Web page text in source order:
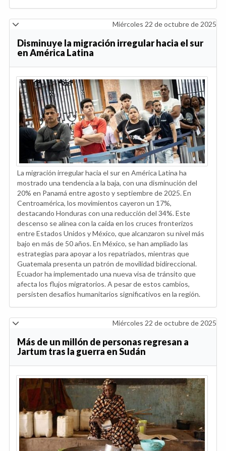
Miércoles 22 de octubre de 2025
Disminuye la migración irregular hacia el sur
en América Latina
La migración irregular hacia el sur en América Latina ha
mostrado una tendencia a la baja, con una disminución del
20% en Panamá entre agosto y septiembre de 2025. En
Centroamérica, los movimientos cayeron un 17%,
destacando Honduras con una reducción del 34%. Este
descenso se alinea con la caída en los cruces fronterizos
entre Estados Unidos y México, que alcanzaron su nivel más
bajo en más de 50 años. En México, se han ampliado las
estrategias para apoyar a los repatriados, mientras que
Guatemala presenta un patrón de movilidad bidireccional.
Ecuador ha implementado una nueva visa de tránsito que
afecta los flujos migratorios. A pesar de estos cambios,
persisten desafíos humanitarios significativos en la región.
Miércoles 22 de octubre de 2025
Más de un millón de personas regresan a
Jartum tras la guerra en Sudán